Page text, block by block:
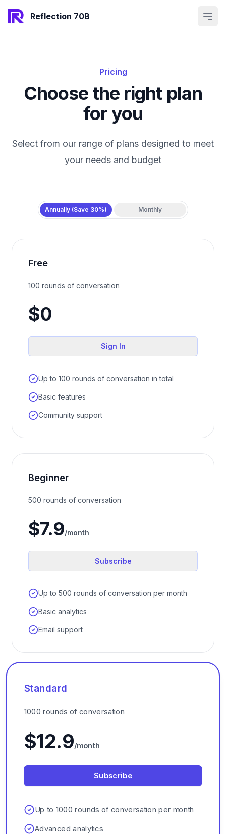
Reflection 70B Open
Pricing
Choose the right plan
for you
Select from our range of plans designed to meet
your needs and budget
Annually (Save 30%) Monthly
Free
100 rounds of conversation
$0
Sign In
Up to 100 rounds of conversation in total
Basic features
Community support
Beginner
500 rounds of conversation
$7.9/month
Subscribe
Up to 500 rounds of conversation per month
Basic analytics
Email support
Standard
1000 rounds of conversation
$12.9/month
Subscribe
Up to 1000 rounds of conversation per month
Advanced analytics